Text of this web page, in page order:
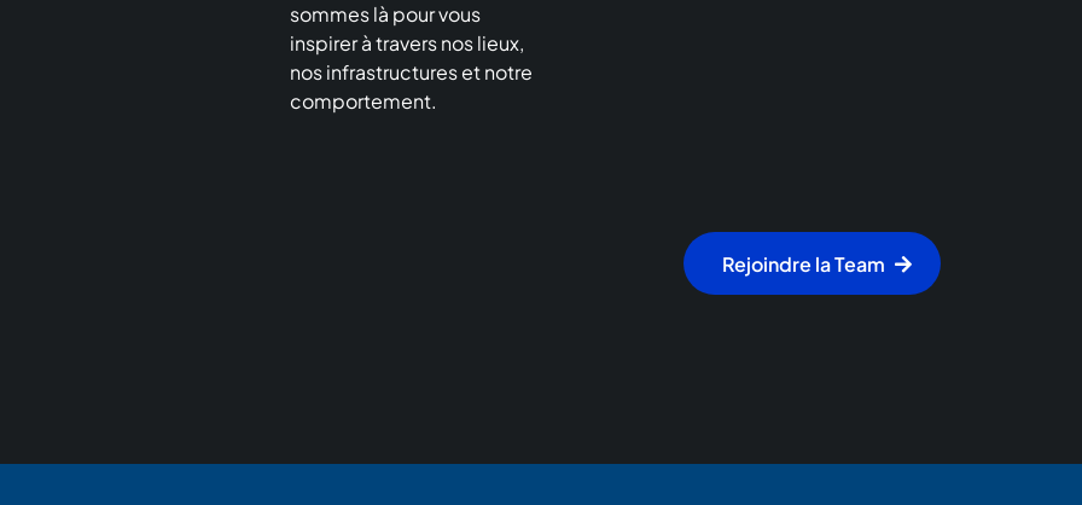
sommes là pour vous
inspirer à travers nos lieux,
nos infrastructures et notre
comportement.
Rejoindre la Team